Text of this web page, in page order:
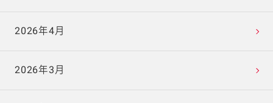
2026年4月
2026年3月